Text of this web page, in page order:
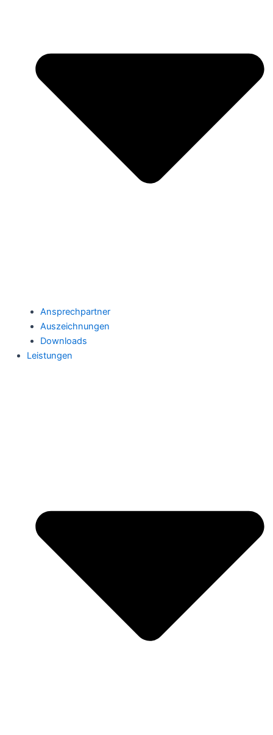
Ansprechpartner
Auszeichnungen
Downloads
Leistungen